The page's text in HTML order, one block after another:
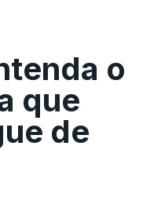
o
que
de